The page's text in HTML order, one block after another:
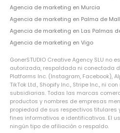
Agencia de marketing en Murcia
Agencia de marketing en Palma de
Agencia de marketing en Las Palmas
Agencia de marketing en Vigo
GonerSTUDIO Creative Agency SLU
autorizada, respaldada ni conectada
Platforms Inc. (Instagram, Facebook),
TikTok Ltd., Shopify Inc., Stripe Inc., ni
subsidiarias. Todas las marcas
productos y nombres de empresas
propiedad de sus respectivos titulares
fines informativos e identificativos. El
ningún tipo de afiliación o respaldo.